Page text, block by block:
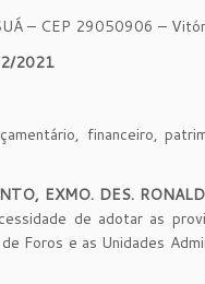
– CEP 29050906 –
2021
financeiro,
EXMO. DES.
de adotar as
Foros e as Unidades